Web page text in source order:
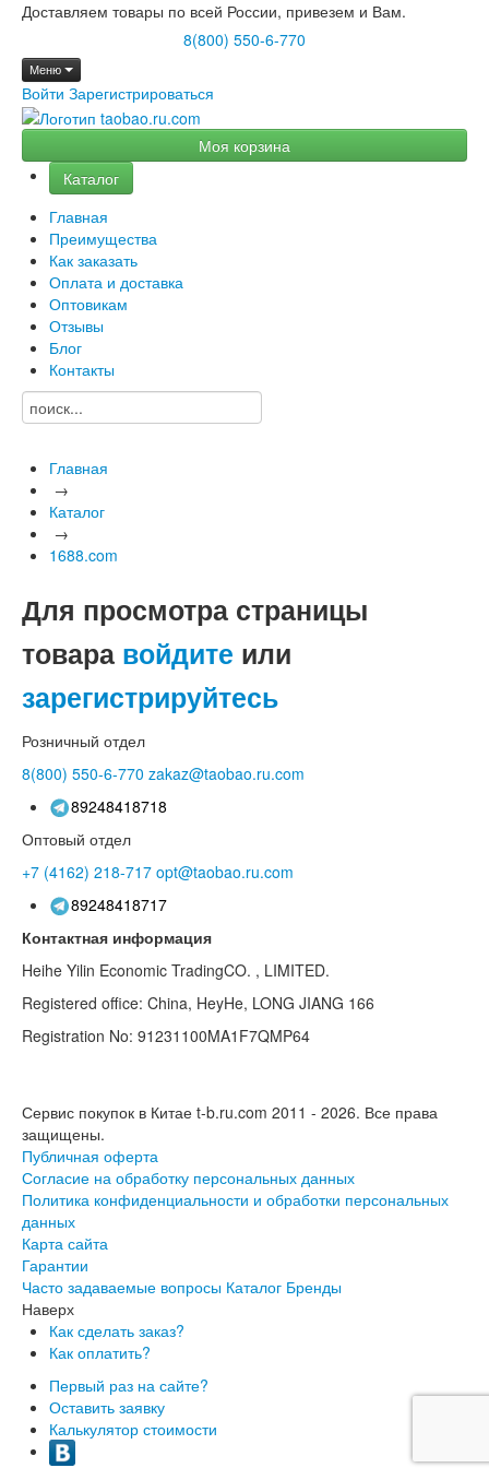
Доставляем товары по всей России, привезем и Вам.
8(800) 550-6-770
Меню
Войти Зарегистрироваться
Моя корзина
Каталог
Главная
Преимущества
Как заказать
Оплата и доставка
Оптовикам
Отзывы
Блог
Контакты
Главная
→
Каталог
→
1688.com
Для просмотра страницы
товара войдите или
зарегистрируйтесь
Розничный отдел
8(800) 550-6-770 zakaz@taobao.ru.com
89248418718
Оптовый отдел
+7 (4162) 218-717 opt@taobao.ru.com
89248418717
Контактная информация
Heihe Yilin Economic TradingCO. , LIMITED.
Registered office: China, HeyHe, LONG JIANG 166
Registration No: 91231100MA1F7QMP64
Сервис покупок в Китае t-b.ru.com 2011 - 2026. Все права
защищены.
Публичная оферта
Согласие на обработку персональных данных
Политика конфиденциальности и обработки персональных
данных
Карта сайта
Гарантии
Часто задаваемые вопросы Каталог Бренды
Наверх
Как сделать заказ?
Как оплатить?
Первый раз на сайте?
Оставить заявку
Калькулятор стоимости